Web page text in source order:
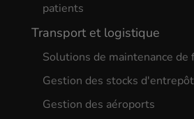
patients
Transport et logistique
Solutions de maintenance de
Gestion des stocks d'entrepôt
Gestion des aéroports